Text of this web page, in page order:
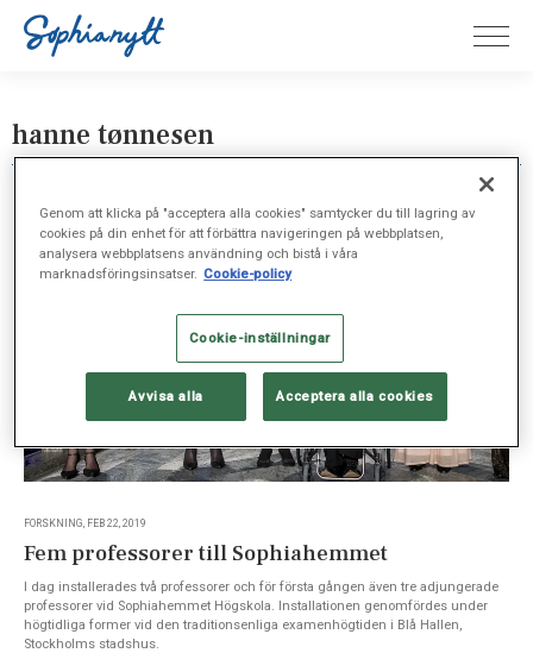
hanne tønnesen
FORSKNING, FEB 22, 2019
Fem professorer till Sophiahemmet
I dag installerades två professorer och för första gången även tre adjungerade
professorer vid Sophiahemmet Högskola. Installationen genomfördes under
högtidliga former vid den traditionsenliga examenhögtiden i Blå Hallen,
Stockholms stadshus.
Genom att klicka på "acceptera alla cookies" samtycker du till lagring av
cookies på din enhet för att förbättra navigeringen på webbplatsen,
analysera webbplatsens användning och bistå i våra
marknadsföringsinsatser. Cookie-policy
Cookie-inställningar
Avvisa alla Acceptera alla cookies